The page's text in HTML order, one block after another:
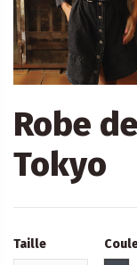
Robe
Tokyo
Taille